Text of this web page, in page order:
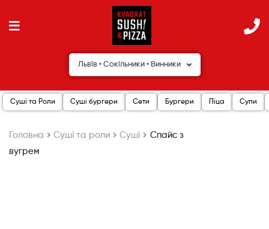
Львів • Сокільники • Винники
Суші та Роли Суші бургери Сети Бургери Піца Супи
Головна Cуші та роли Суші
Спайс з
вугрем